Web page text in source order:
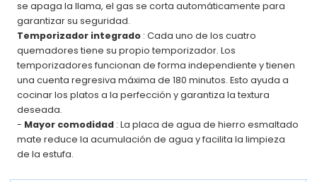
se apaga la llama, el gas se corta automáticamente para
garantizar su seguridad.
Temporizador integrado : Cada uno de los cuatro
quemadores tiene su propio temporizador. Los
temporizadores funcionan de forma independiente y tienen
una cuenta regresiva máxima de 180 minutos. Esto ayuda a
cocinar los platos a la perfección y garantiza la textura
deseada.
- Mayor comodidad : La placa de agua de hierro esmaltado
mate reduce la acumulación de agua y facilita la limpieza
de la estufa.